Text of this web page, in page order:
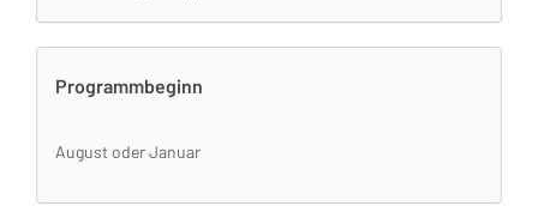
Programmbeginn
August oder Januar